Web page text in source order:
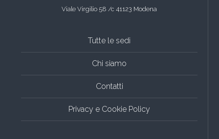
Viale Virgilio 58 /c 41123 Modena
Tutte le sedi
Chi siamo
Contatti
Privacy e Cookie Policy